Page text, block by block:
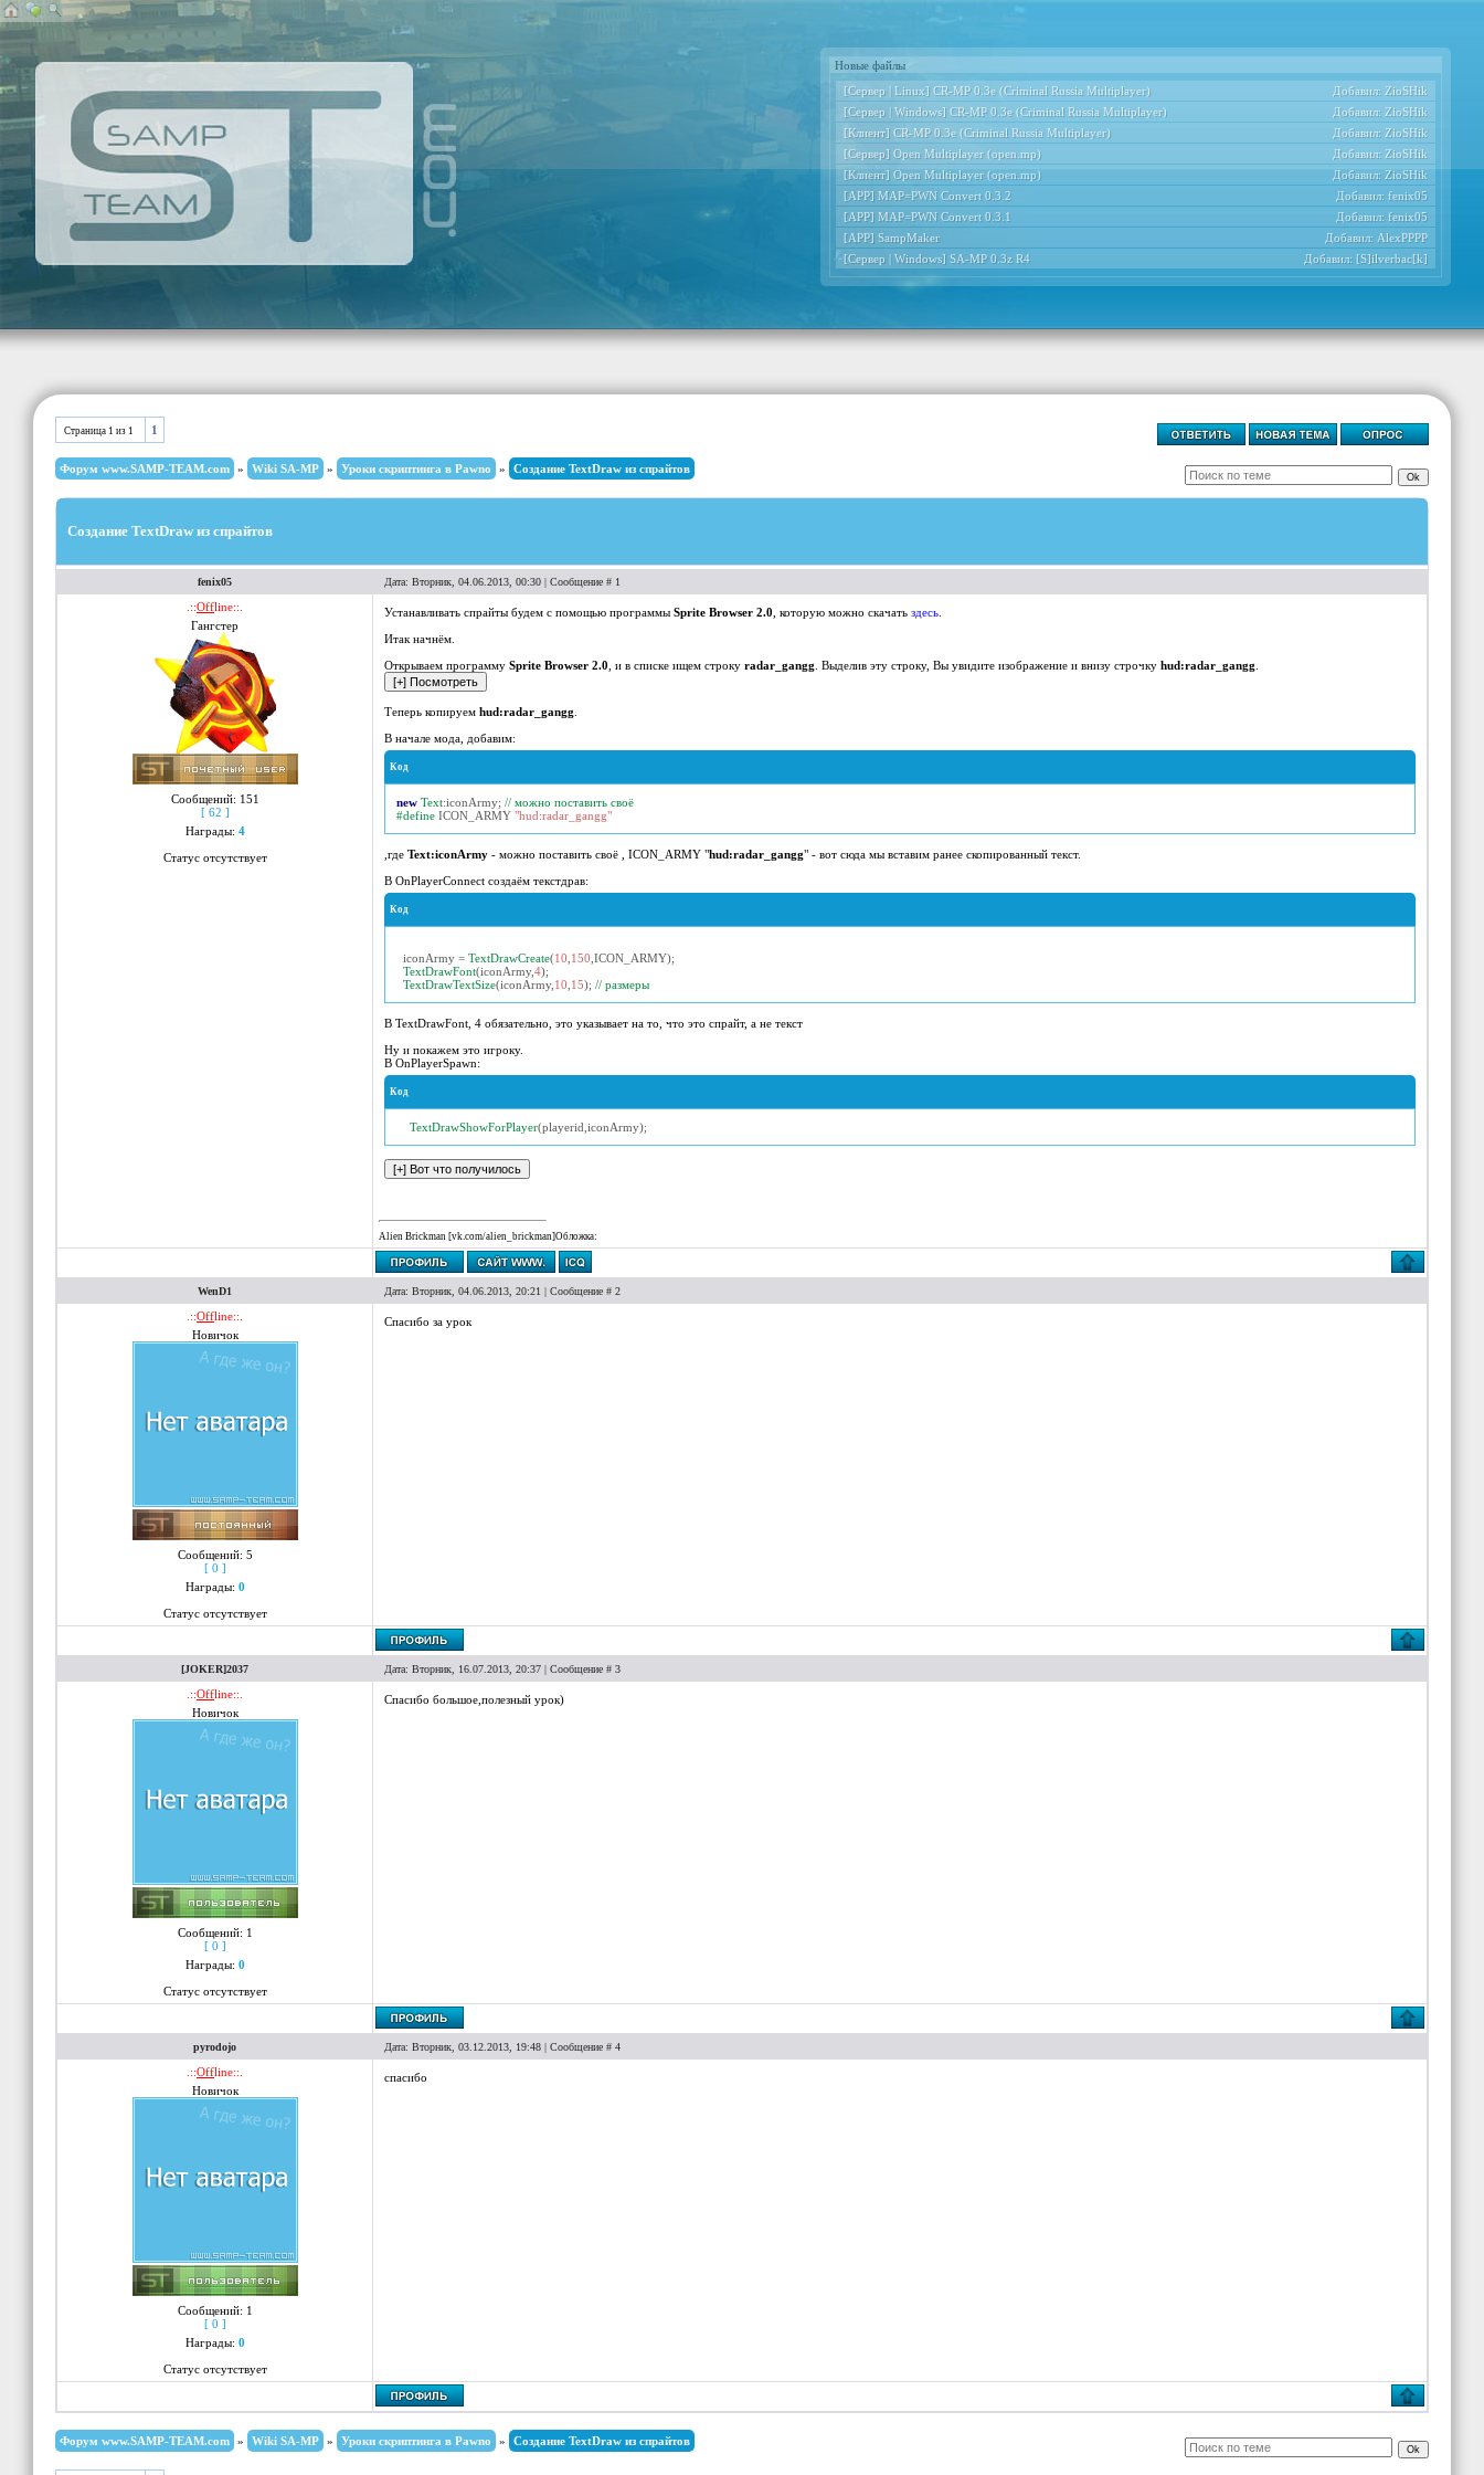
Новые файлы
[Сервер | Linux] CR-MP 0.3e (Criminal Russia Multiplayer)
Добавил: ZioSHik
[Сервер | Windows] CR-MP 0.3e (Criminal Russia Multiplayer)
Добавил: ZioSHik
[Клиент] CR-MP 0.3e (Criminal Russia Multiplayer)
Добавил: ZioSHik
[Сервер] Open Multiplayer (open.mp)
Добавил: ZioSHik
[Клиент] Open Multiplayer (open.mp)
Добавил: ZioSHik
[APP] MAP=PWN Convert 0.3.2
Добавил: fenix05
[APP] MAP=PWN Convert 0.3.1
Добавил: fenix05
[APP] SampMaker
Добавил: AlexPPPP
[Сервер | Windows] SA-MP 0.3z R4
Добавил: [S]ilverbac[k]
Страница 1 из 1 1
Форум www.SAMP-TEAM.com » Wiki SA-MP » Уроки скриптинга в Pawno » Создание TextDraw из спрайтов
Создание TextDraw из спрайтов
fenix05 Дата: Вторник, 04.06.2013, 00:30 | Сообщение # 1
.::Offline::.
Гангстер
Сообщений: 151
[ 62 ]
Награды: 4
Статус отсутствует
Устанавливать спрайты будем с помощью программы Sprite Browser 2.0 , которую можно скачать здесь
Итак начнём.
Открываем программу Sprite Browser 2.0 , и в списке ищем строку radar_gangg . Выделив эту строку, Вы увидите изображение и внизу строчку hud:radar_gangg
Теперь копируем hud:radar_gangg
В начале мода, добавим:
Код
new Text:iconArmy; // можно поставить своё
#define ICON_ARMY "hud:radar_gangg"
,где Text:iconArmy - можно поставить своё , ICON_ARMY "hud:radar_gangg" - вот сюда мы вставим ранее скопированный текст.
В OnPlayerConnect создаём текстдрав:
Код
iconArmy = TextDrawCreate(10 150 ICON_ARMY);
TextDrawFont(iconArmy,4);
TextDrawTextSize(iconArmy, 10 15); // размеры
В TextDrawFont, 4 обязательно, это указывает на то, что это спрайт, а не текст
Ну и покажем это игроку.
В OnPlayerSpawn:
Код
TextDrawShowForPlayer(playerid iconArmy);
Alien Brickman [vk.com/alien_brickman]Обложка:
WenD1 Дата: Вторник, 04.06.2013, 20:21 | Сообщение # 2
.::Offline::.
Новичок
Сообщений: 5
[ 0 ]
Награды: 0
Статус отсутствует
Спасибо за урок
[JOKER]2037 Дата: Вторник, 16.07.2013, 20:37 | Сообщение # 3
.::Offline::.
Новичок
Сообщений: 1
[ 0 ]
Награды: 0
Статус отсутствует
Спасибо большое,полезный урок)
pyrodojo Дата: Вторник, 03.12.2013, 19:48 | Сообщение # 4
.::Offline::.
Новичок
Сообщений: 1
[ 0 ]
Награды: 0
Статус отсутствует
спасибо
Форум www.SAMP-TEAM.com » Wiki SA-MP » Уроки скриптинга в Pawno » Создание TextDraw из спрайтов